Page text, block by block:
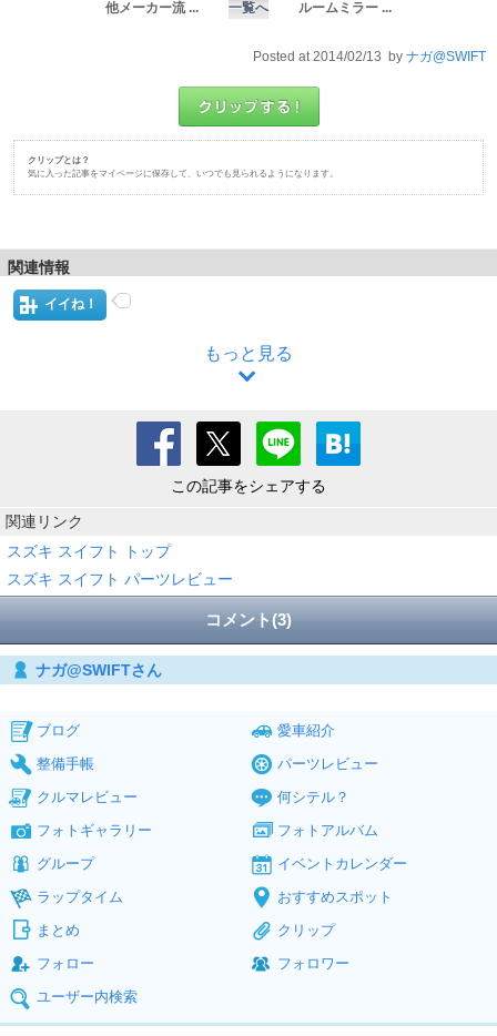
他メーカー流 ... 一覧へ ルームミラー ...
Posted at 2014/02/13 by ナガ@SWIFT
クリップとは？
気に入った記事をマイページに保存して、いつでも見られるようになります。
関連情報
イイね！
もっと見る
この記事をシェアする
関連リンク
スズキ スイフト トップ
スズキ スイフト パーツレビュー
コメント(3)
ナガ@SWIFTさん
ブログ
愛車紹介
整備手帳
パーツレビュー
クルマレビュー
何シテル？
フォトギャラリー
フォトアルバム
グループ
イベントカレンダー
ラップタイム
おすすめスポット
まとめ
クリップ
フォロー
フォロワー
ユーザー内検索